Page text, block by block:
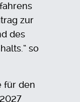
zur
des
so
für den